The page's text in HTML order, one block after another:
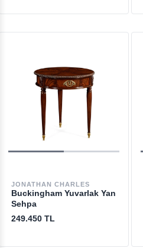
JONATHAN CHARLES
Buckingham Yuvarlak Yan
Sehpa
249.450 TL